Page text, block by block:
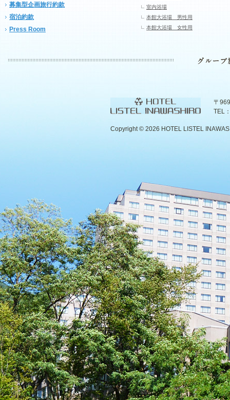
募集型企画旅行約款
宿泊約款
Press Room
室内浴場
本館大浴場 男性用
本館大浴場 女性用
〒
TEL
Copyright © 2026 HOTEL LISTEL